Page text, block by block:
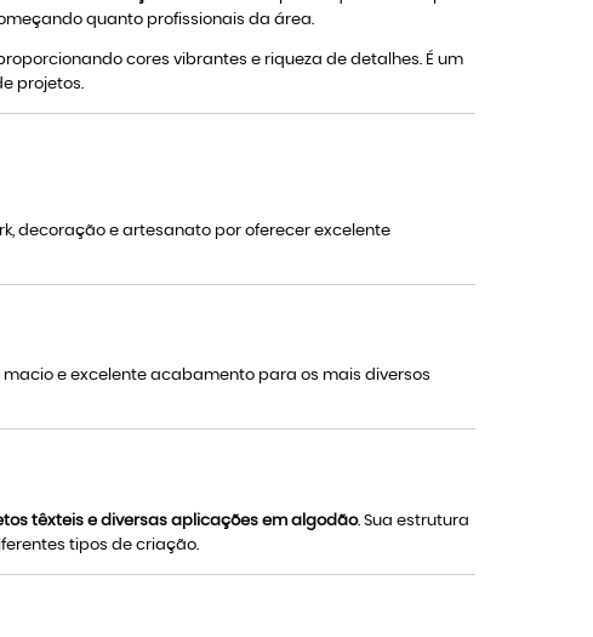
quanto profissionais da área.
cores vibrantes e riqueza de detalhes. É um
projetos.
decoração e artesanato por oferecer excelente
e excelente acabamento para os mais diversos
têxteis e diversas aplicações em algodão. Sua estrutura
tipos de criação.